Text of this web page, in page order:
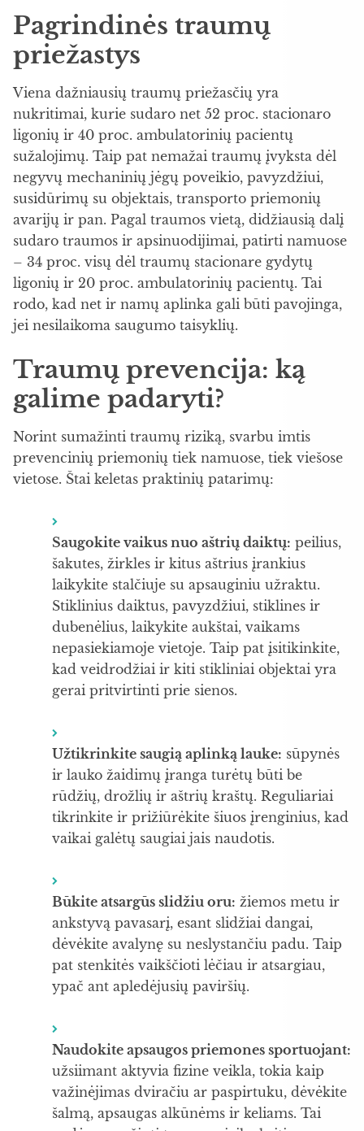
Pagrindinės traumų
priežastys
Viena dažniausių traumų priežasčių yra
nukritimai, kurie sudaro net 52 proc. stacionaro
ligonių ir 40 proc. ambulatorinių pacientų
sužalojimų. Taip pat nemažai traumų įvyksta dėl
negyvų mechaninių jėgų poveikio, pavyzdžiui,
susidūrimų su objektais, transporto priemonių
avarijų ir pan. Pagal traumos vietą, didžiausią dalį
sudaro traumos ir apsinuodijimai, patirti namuose
– 34 proc. visų dėl traumų stacionare gydytų
ligonių ir 20 proc. ambulatorinių pacientų. Tai
rodo, kad net ir namų aplinka gali būti pavojinga,
jei nesilaikoma saugumo taisyklių.
Traumų prevencija: ką
galime padaryti?
Norint sumažinti traumų riziką, svarbu imtis
prevencinių priemonių tiek namuose, tiek viešose
vietose. Štai keletas praktinių patarimų:
Saugokite vaikus nuo aštrių daiktų: peilius,
šakutes, žirkles ir kitus aštrius įrankius
laikykite stalčiuje su apsauginiu užraktu.
Stiklinius daiktus, pavyzdžiui, stiklines ir
dubenėlius, laikykite aukštai, vaikams
nepasiekiamoje vietoje. Taip pat įsitikinkite,
kad veidrodžiai ir kiti stikliniai objektai yra
gerai pritvirtinti prie sienos.
Užtikrinkite saugią aplinką lauke: sūpynės
ir lauko žaidimų įranga turėtų būti be
rūdžių, drožlių ir aštrių kraštų. Reguliariai
tikrinkite ir prižiūrėkite šiuos įrenginius, kad
vaikai galėtų saugiai jais naudotis.
Būkite atsargūs slidžiu oru: žiemos metu ir
ankstyvą pavasarį, esant slidžiai dangai,
dėvėkite avalynę su neslystančiu padu. Taip
pat stenkitės vaikščioti lėčiau ir atsargiau,
ypač ant apledėjusių paviršių.
Naudokite apsaugos priemones sportuojant:
užsiimant aktyvia fizine veikla, tokia kaip
važinėjimas dviračiu ar paspirtuku, dėvėkite
šalmą, apsaugas alkūnėms ir keliams. Tai